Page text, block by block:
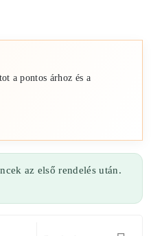
a pontos árhoz és a
az első rendelés után.